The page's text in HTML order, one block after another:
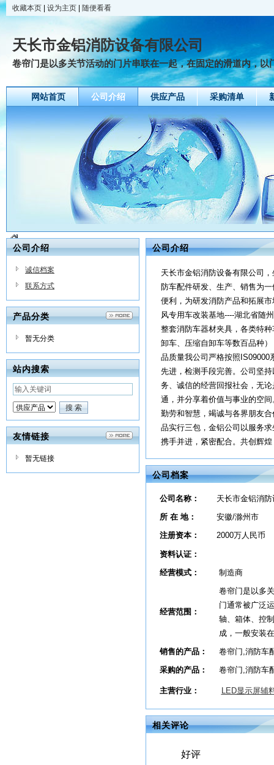
收藏本页 设为主页 随便看看
天长市金铝消防设备有限公司
卷帘门是以多关节活动的门片串联在一起，在固定的滑道内，以
网站首页 公司介绍 供应产品 采购清单
公司介绍
诚信档案
联系方式
产品分类
暂无分类
站内搜索
友情链接
暂无链接
公司介绍
天长市金铝消防设备有限公司
防车配件研发、生产、销售为
便利，为研发消防产品和拓展
风专用车改装基地----湖北省
整套消防车器材夹具，各类特
卸车、压缩自卸车等数百品种
品质量我公司严格按照IS09000
先进，检测手段完善。公司坚
务、诚信的经营回报社会，无
通，并分享着价值与事业的空
勤劳和智慧，竭诚与各界朋友
品实行三包，金铝公司以服务
携手并进，紧密配合。共创辉煌
公司档案
公司名称：
天长市金铝消
所 在 地：
安徽/滁州市
注册资本：
2000万人民币
资料认证：
经营模式：
制造商
经营范围：
卷帘门是以多
门通常被广泛
轴、箱体、控
成，一般安装
销售的产品：
卷帘门,消防车
采购的产品：
卷帘门,消防车
主营行业： LED显示屏辅
相关评论